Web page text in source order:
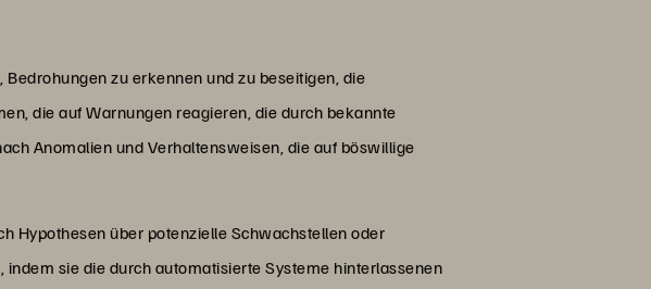
zu erkennen und zu beseitigen, die
die auf Warnungen reagieren, die durch bekannte
Anomalien und Verhaltensweisen, die auf böswillige
Hypothesen über potenzielle Schwachstellen oder
sie die durch automatisierte Systeme hinterlassenen